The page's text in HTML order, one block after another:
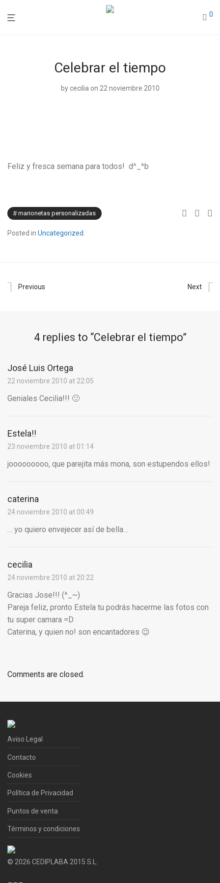
0
Celebrar el tiempo
bycecilia on 22 noviembre 2010
Feliz y fresca semana para todos! d^_^b
marionetas personalizadas
Posted in Uncategorized
Previous Next
4 replies to “Celebrar el tiempo”
José Luis Ortega
22 noviembre 2010 at 22:05
Geniales Cecilia!!! 🙂
Estela!!
23 noviembre 2010 at 01:14
jooooooooo, que parejita más mona, son estupendos ellos!
caterina
24 noviembre 2010 at 00:49
… yo quiero envejecer así de bella…
cecilia
24 noviembre 2010 at 20:22
Gracias Jose!!! (^_~)
Pareja feliz, pronto Estela tu podrás hacerme las fotos con
tu super camara =D
Caterina, y quien no! son encantadores 😉
Comments are closed.
Aviso Legal
Contacto
Cookies
Política de Privacidad
Puntos de venta
Términos y condiciones
© 2026 CEDIPLABA 2015 S.L.